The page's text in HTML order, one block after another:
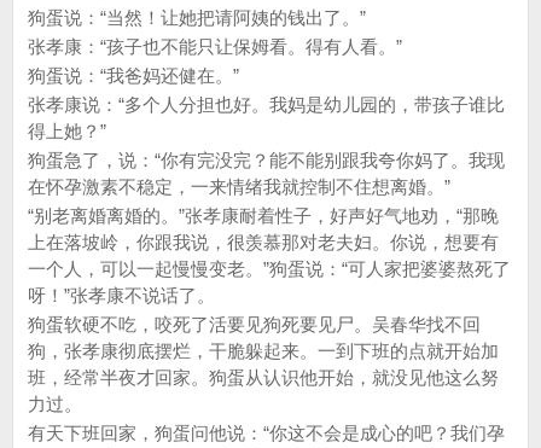
狗蛋说：“当然！让她把请阿姨的钱出了。”
张孝康：“孩子也不能只让保姆看。得有人看。”
狗蛋说：“我爸妈还健在。”
张孝康说：“多个人分担也好。我妈是幼儿园的，带孩子谁比
得上她？”
狗蛋急了，说：“你有完没完？能不能别跟我夸你妈了。我现
在怀孕激素不稳定，一来情绪我就控制不住想离婚。”
“别老离婚离婚的。”张孝康耐着性子，好声好气地劝，“那晚
上在落坡岭，你跟我说，很羡慕那对老夫妇。你说，想要有
一个人，可以一起慢慢变老。”狗蛋说：“可人家把婆婆熬死了
呀！”张孝康不说话了。
狗蛋软硬不吃，咬死了活要见狗死要见尸。吴春华找不回
狗，张孝康彻底摆烂，干脆躲起来。一到下班的点就开始加
班，经常半夜才回家。狗蛋从认识他开始，就没见他这么努
力过。
有天下班回家，狗蛋问他说：“你这不会是成心的吧？我们孕